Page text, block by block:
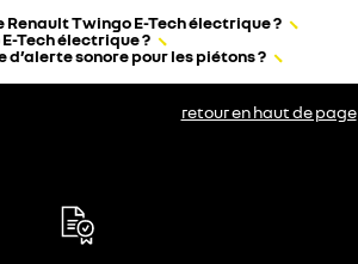
Twingo E-Tech électrique ?
Tech électrique ?
sonore pour les piétons ?
retour en haut de page​